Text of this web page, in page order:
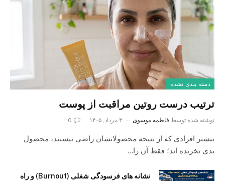
دسته بندی نشده
ترتیب درست روتین مراقبت از پوست
نوشته شده توسط فاطمه موسوی ۴ مرداد, ۱۴۰۵ 0
بیشتر افرادی که از نتیجه محصولاتشان راضی نیستند، محصول
بدی نخریده اند؛ فقط آن را…
نشانه های فرسودگی شغلی (Burnout) و راه